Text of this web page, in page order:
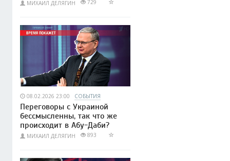
МИХАИЛ ДЕЛЯГИН 729
08.02.2026 23:00 СОБЫТИЯ
Переговоры с Украиной
бессмысленны, так что же
происходит в Абу-Даби?
МИХАИЛ ДЕЛЯГИН 893